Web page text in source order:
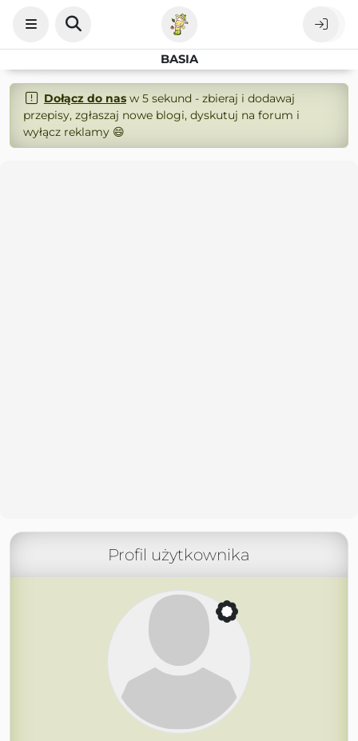
BASIA
Dołącz do nasw 5 sekund - zbieraj i dodawaj
przepisy, zgłaszaj nowe blogi, dyskutuj na forum i
wyłącz reklamy 😄
Profil użytkownika